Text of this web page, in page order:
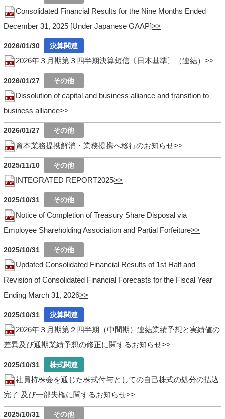
Consolidated Financial Results for the Nine Months Ended
December 31, 2025 [Under Japanese GAAP]
2026/01/30
2026年３月期第３四半期決算短信〔日本基準〕（連結）
2026/01/27
Dissolution of capital and business alliance and transition to
business alliance
2026/01/27
資本業務提携解消・業務提携へ移行のお知らせ
2025/11/10
INTEGRATED REPORT2025
2025/10/31
Notice of Completion of Treasury Share Disposal via
Employee Shareholding Association and Partial Forfeiture
2025/10/31
Updated Consolidated Financial Results of 1st Half and
Revision of Consolidated Financial Forecasts for the Fiscal Year
Ending March 31, 2026
2025/10/31
2026年３月期第２四半期（中間期）連結業績予想と実績値の
差異及び通期業績予想の修正に関するお知らせ
2025/10/31
社員持株会を通じた株式付与としての自己株式の処分の払込
完了 及び一部失権に関するお知らせ
2025/10/31